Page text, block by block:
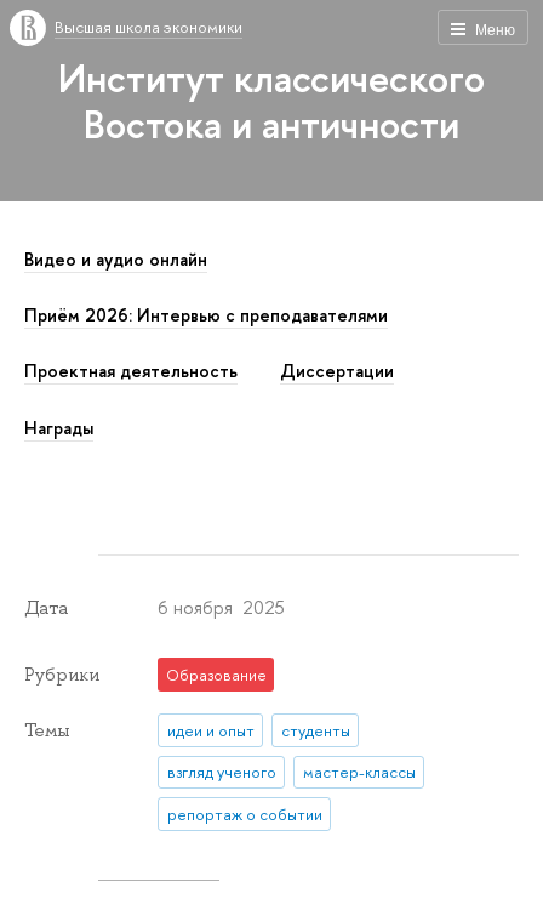
Меню
Высшая школа экономики
Институт классического
Востока и античности
Видео и аудио онлайн
Приём 2026: Интервью с преподавателями
Проектная деятельность Диссертации
Награды
Дата 6 ноября 2025
Рубрики Образование
Темы идеи и опыт
студенты
взгляд ученого
мастер-классы
репортаж о событии